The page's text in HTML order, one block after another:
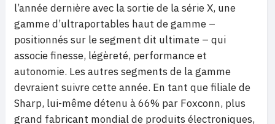
l’année dernière avec la sortie de la série X, une
gamme d’ultraportables haut de gamme –
positionnés sur le segment dit ultimate – qui
associe finesse, légèreté, performance et
autonomie. Les autres segments de la gamme
devraient suivre cette année. En tant que filiale de
Sharp, lui-même détenu à 66% par Foxconn, plus
grand fabricant mondial de produits électroniques,